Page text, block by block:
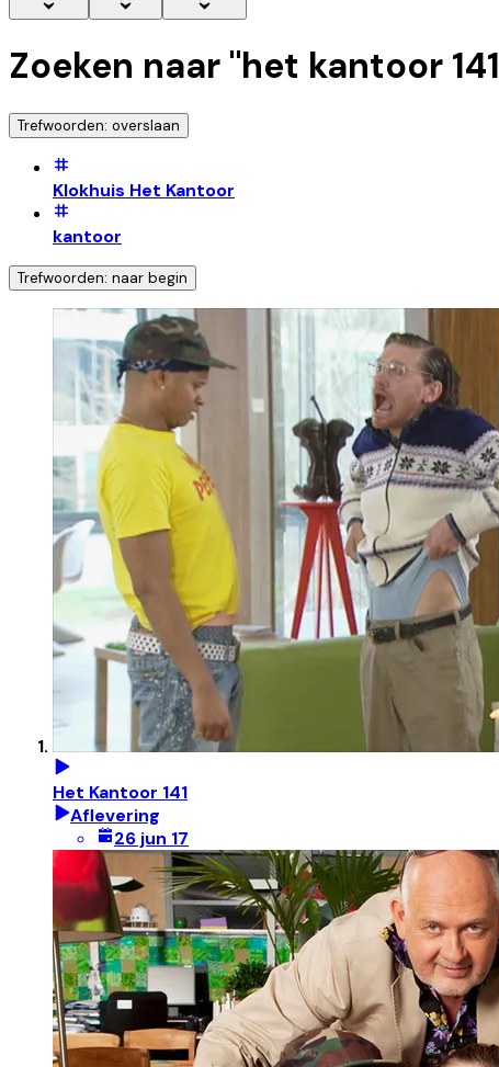
Zoeken naar "het kantoor 141
Trefwoorden: overslaan
Klokhuis Het Kantoor
kantoor
Trefwoorden: naar begin
Het Kantoor 141
Aflevering
26 jun 17